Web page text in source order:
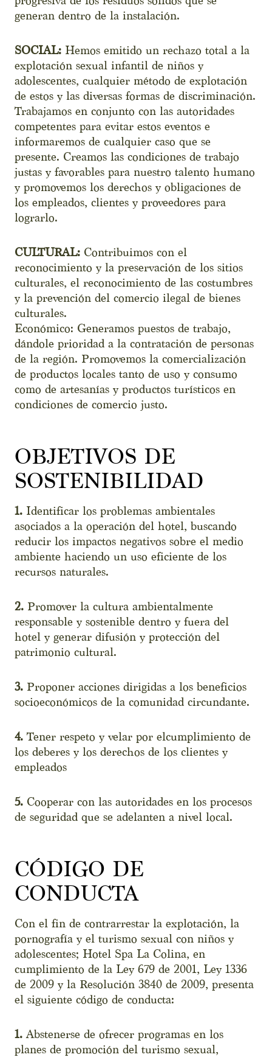
generan dentro de la instalación.
SOCIAL: Hemos emitido un rechazo total a la
explotación sexual infantil de niños y
adolescentes, cualquier método de explotación
de estos y las diversas formas de discriminación.
Trabajamos en conjunto con las autoridades
competentes para evitar estos eventos e
informaremos de cualquier caso que se
presente. Creamos las condiciones de trabajo
justas y favorables para nuestro talento humano
y promovemos los derechos y obligaciones de
los empleados, clientes y proveedores para
lograrlo.
CULTURAL: Contribuimos con el
reconocimiento y la preservación de los sitios
culturales, el reconocimiento de las costumbres
y la prevención del comercio ilegal de bienes
culturales.
Económico: Generamos puestos de trabajo,
dándole prioridad a la contratación de personas
de la región. Promovemos la comercialización
de productos locales tanto de uso y consumo
como de artesanías y productos turísticos en
condiciones de comercio justo.
OBJETIVOS DE
SOSTENIBILIDAD
1. Identificar los problemas ambientales
asociados a la operación del hotel, buscando
reducir los impactos negativos sobre el medio
ambiente haciendo un uso eficiente de los
recursos naturales.
2. Promover la cultura ambientalmente
responsable y sostenible dentro y fuera del
hotel y generar difusión y protección del
patrimonio cultural.
3. Proponer acciones dirigidas a los beneficios
socioeconómicos de la comunidad circundante.
4. Tener respeto y velar por elcumplimiento de
los deberes y los derechos de los clientes y
empleados
5. Cooperar con las autoridades en los procesos
de seguridad que se adelanten a nivel local.
CÓDIGO DE
CONDUCTA
Con el fin de contrarrestar la explotación, la
pornografía y el turismo sexual con niños y
adolescentes; Hotel Spa La Colina, en
cumplimiento de la Ley 679 de 2001, Ley 1336
de 2009 y la Resolución 3840 de 2009, presenta
el siguiente código de conducta:
1. Abstenerse de ofrecer programas en los
planes de promoción del turismo sexual,